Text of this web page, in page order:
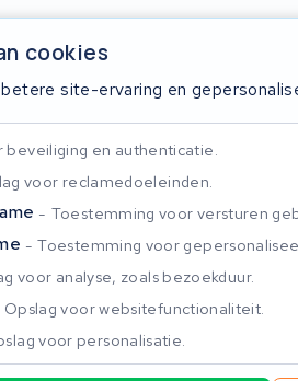
825+ accu's Real-time
cookies
site-ervaring en
beveiliging en authenticatie.
voor reclamedoeleinden.
Toestemming voor versturen
Toestemming voor
voor analyse, zoals bezoekduur.
Opslag voor websitefunctionaliteit.
voor personalisatie.
Nieuwe Accu